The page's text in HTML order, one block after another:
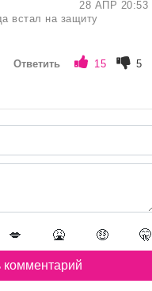
28 АПР 20:53
встал на защиту
Ответить 15 5
💋 🤮 🤑 🤫